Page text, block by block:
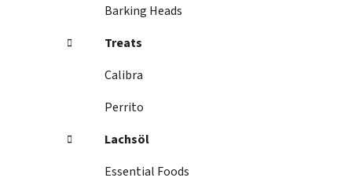
t
Barking Heads
Treats
Calibra
Perrito
Lachsöl
Essential Foods